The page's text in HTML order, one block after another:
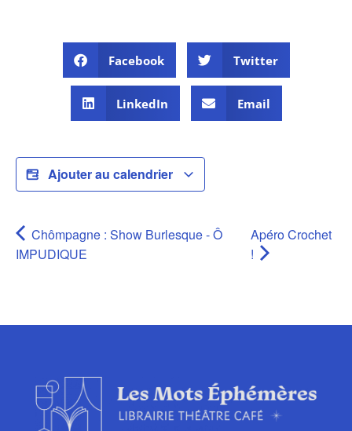
Facebook Twitter
LinkedIn Email
Ajouter au calendrier
Chômpagne : Show Burlesque - Ô
IMPUDIQUE
Apéro Crochet
!